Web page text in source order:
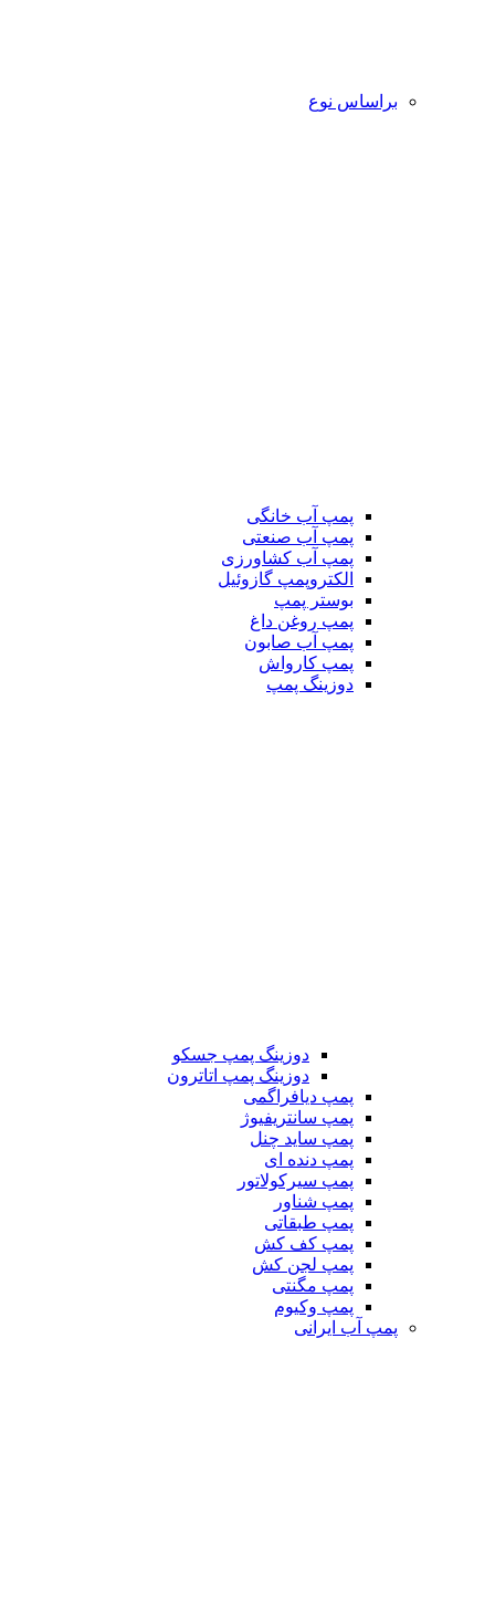
براساس نوع
پمپ آب خانگی
پمپ آب صنعتی
پمپ آب کشاورزی
الکتروپمپ گازوئیل
بوستر پمپ
پمپ روغن داغ
پمپ آب صابون
پمپ کارواش
دوزینگ پمپ
دوزینگ پمپ جسکو
دوزینگ پمپ اتاترون
پمپ دیافراگمی
پمپ سانتریفیوژ
پمپ ساید چنل
پمپ دنده ای
پمپ سیرکولاتور
پمپ شناور
پمپ طبقاتی
پمپ کف کش
پمپ لجن کش
پمپ مگنتی
پمپ وکیوم
پمپ آب ایرانی